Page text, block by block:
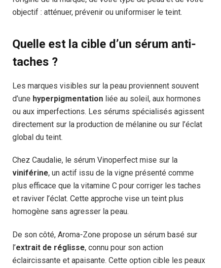
objectif : atténuer, prévenir ou uniformiser le teint.
Quelle est la cible d’un sérum anti-
taches ?
Les marques visibles sur la peau proviennent souvent
d’une hyperpigmentation liée au soleil, aux hormones
ou aux imperfections. Les sérums spécialisés agissent
directement sur la production de mélanine ou sur l’éclat
global du teint.
Chez Caudalie, le sérum Vinoperfect mise sur la
viniférine, un actif issu de la vigne présenté comme
plus efficace que la vitamine C pour corriger les taches
et raviver l’éclat. Cette approche vise un teint plus
homogène sans agresser la peau.
De son côté, Aroma-Zone propose un sérum basé sur
l’extrait de réglisse, connu pour son action
éclaircissante et apaisante. Cette option cible les peaux